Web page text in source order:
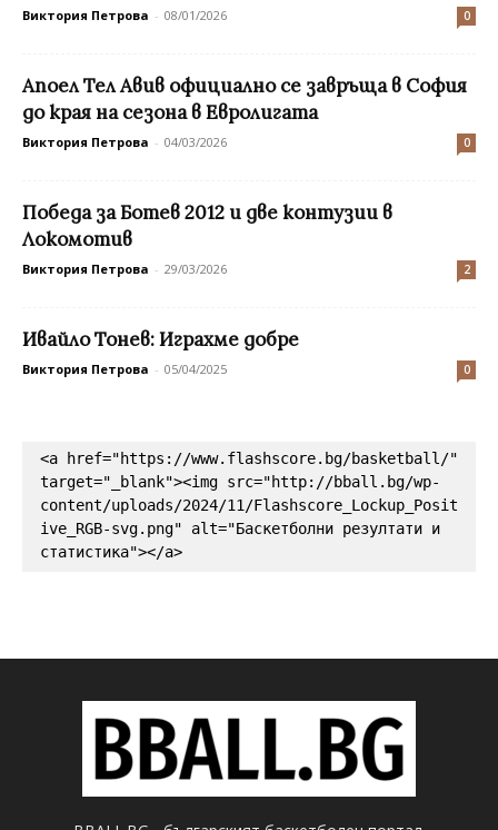
Виктория Петрова - 08/01/2026 0
Апоел Тел Авив официално се завръща в София
до края на сезона в Евролигата
Виктория Петрова - 04/03/2026 0
Победа за Ботев 2012 и две контузии в
Локомотив
Виктория Петрова - 29/03/2026 2
Ивайло Тонев: Играхме добре
Виктория Петрова - 05/04/2025 0
<a href="https://www.flashscore.bg/basketball/"
target="_blank"><img src="http://bball.bg/wp-
content/uploads/2024/11/Flashscore_Lockup_Posit
ive_RGB-svg.png" alt="Баскетболни резултати и
статистика"></a>